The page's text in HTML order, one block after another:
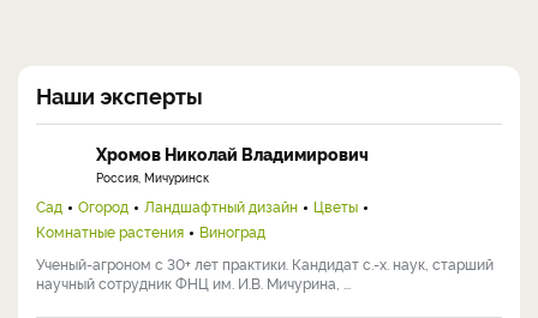
Наши эксперты
Хромов Николай Владимирович
Россия, Мичуринск
Сад Огород Ландшафтный дизайн
Цветы
Комнатные растения
Виноград
Ученый-агроном с 30+ лет практики. Кандидат с.-х. наук, старший
научный сотрудник ФНЦ им. И.В. Мичурина, ...